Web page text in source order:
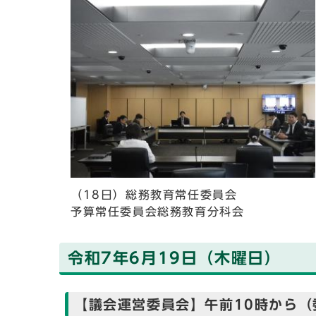
（18日）総務教育常任委員会
予算常任委員会総務教育分科会
令和7年6月19日（木曜日）
【議会運営委員会】午前10時から